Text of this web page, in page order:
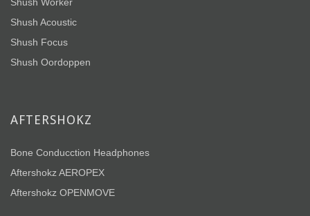
Shush Acoustic
Shush Focus
Shush Oordoppen
AFTERSHOKZ
Bone Conducction Headphones
Aftershokz AEROPEX
Aftershokz OPENMOVE